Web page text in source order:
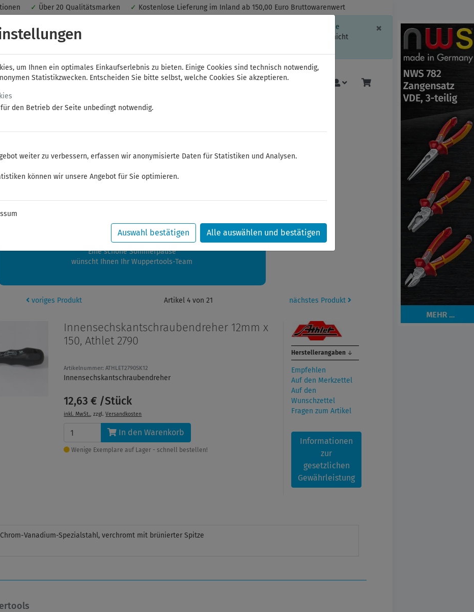
✓ Über 20 Qualitätsmarken ✓ Kostenlose Lieferung im Inland ab 150,00 Euro Bruttowarenwert
× Schließen
für ein optimales Einkaufserlebnis. Dabei werden beispielsweise die Session-Informationen oder die
Ohne Cookies ist der Funktionsumfang des Online-Shops eingeschränkt.
Sind Sie damit nicht
NWS ELORA FELO Bauer & Böcker Mehr
Sommerferien
zwischen 28.07.2026 und 21.08.2026 machen auch wir Urlaub.
Ihre Bestellungen in diesem Zeitraum werden ab dem 24.08.2026 verschickt.
Eine schöne Sommerpause
wünscht Ihnen Ihr Wuppertools-Team
voriges Produkt Artikel 4 von 21 nächstes Produkt
Innensechskantschraubendreher 12mm x
150, Athlet 2790
Artikelnummer: ATHLET2790SK12
Innensechskantschraubendreher
12,63 € /Stück
inkl. MwSt., zzgl.Versandkosten
In den Warenkorb
Wenige Exemplare auf Lager - schnell bestellen!
Herstellerangaben ↓
Empfehlen
Auf den Merkzettel
Auf den
Wunschzettel
Fragen zum Artikel
Informationen
zur
gesetzlichen
Gewährleistung
Vanadium-Spezialstahl, verchromt mit brünierter Spitze
um Ihnen ein optimales Einkaufserlebnis zu bieten. Einige Cookies sind technisch notwendig,
Statistikzwecken. Entscheiden Sie bitte selbst, welche Cookies Sie akzeptieren.
den Betrieb der Seite unbedingt notwendig.
weiter zu verbessern, erfassen wir anonymisierte Daten für Statistiken und Analysen.
können wir unsere Angebot für Sie optimieren.
Auswahl bestätigen Alle auswählen und bestätigen